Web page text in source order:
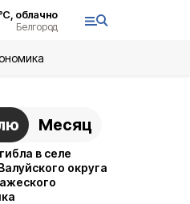
°С, облачно
Белгород
Месяц
в селе
округа